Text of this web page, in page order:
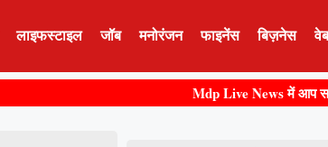
लाइफस्टाइल जॉब मनोरंजन फाइनेंस बिज़नेस
Mdp Live News में आप सभी का